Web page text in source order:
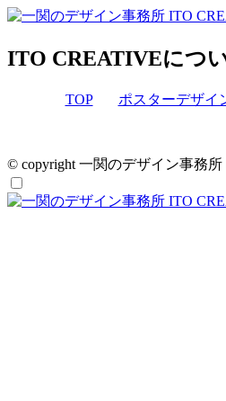
ITO CREATIVEにつ
TOP ポスターデザイ
© copyright 一関のデザイン事務所